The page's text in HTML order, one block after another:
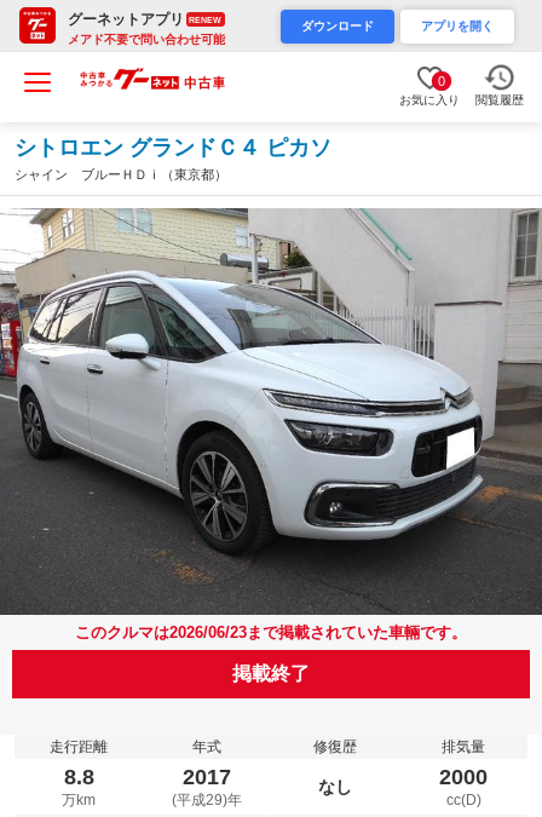
グーネットアプリ RENEW
メアド不要で問い合わせ可能
ダウンロード アプリを開く
0
お気に入り 閲覧履歴
シトロエン グランドＣ４ ピカソ
シャイン ブルーＨＤｉ（東京都）
このクルマは2026/06/23まで掲載されていた車輛です。
掲載終了
走行距離
8.8
万km
年式
2017
(平成29)年
修復歴
なし
排気量
2000
cc(D)